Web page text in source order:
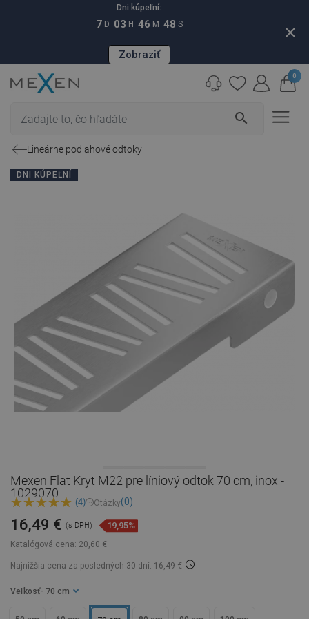
Dni kúpeľní:
7 D 03 H 46 M 47 S
Zobraziť
close
search
0
Lineárne podlahové odtoky
DNI KÚPEĽNÍ
Mexen Flat Kryt M22 pre líniový odtok 70 cm, inox -
1029070
(4) Otázky(0)
Katalógová cena: 20,60 €
16,49 € (s DPH) 19,95%
Najnižšia cena za posledných 30 dní: 16,49 €
Veľkosť - 70 cm